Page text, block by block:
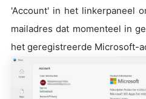
'Account' in het linkerpaneel
mailadres dat momenteel in
het geregistreerde Microsoft-